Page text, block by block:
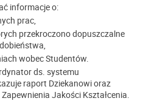
informacje o:
prac,
przekroczono dopuszczalne
wobec Studentów.
ds. systemu
raport Dziekanowi oraz
Jakości Kształcenia.